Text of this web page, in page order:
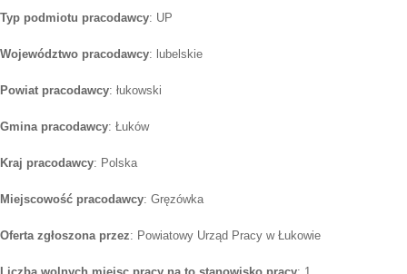
Typ podmiotu pracodawcy: UP
Województwo pracodawcy: lubelskie
Powiat pracodawcy: łukowski
Gmina pracodawcy: Łuków
Kraj pracodawcy: Polska
Miejscowość pracodawcy: Gręzówka
Oferta zgłoszona przez: Powiatowy Urząd Pracy w Łukowie